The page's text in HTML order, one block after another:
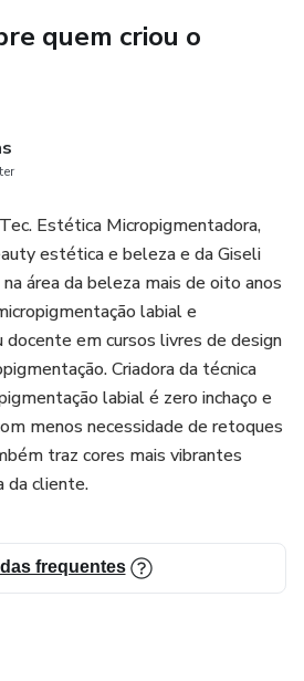
quem criou o
Estética Micropigmentadora,
estética e beleza e da Giseli
área da beleza mais de oito anos
labial e
em cursos livres de design
Criadora da técnica
labial é zero inchaço e
menos necessidade de retoques
traz cores mais vibrantes
da cliente.
frequentes